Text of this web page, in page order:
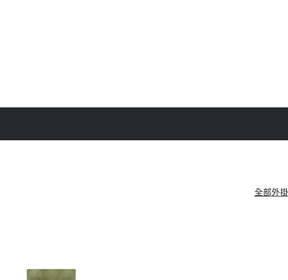
全部外掛